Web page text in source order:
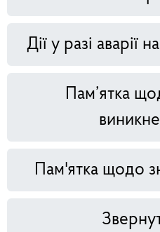
Дії у разі аварії
Пам’ятка
Пам'ятка щодо